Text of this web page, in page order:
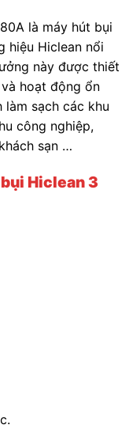
là máy hút bụi
hiệu Hiclean nổi
này được thiết
hoạt động ổn
sạch các khu
công nghiệp,
sạn …
Hiclean 3